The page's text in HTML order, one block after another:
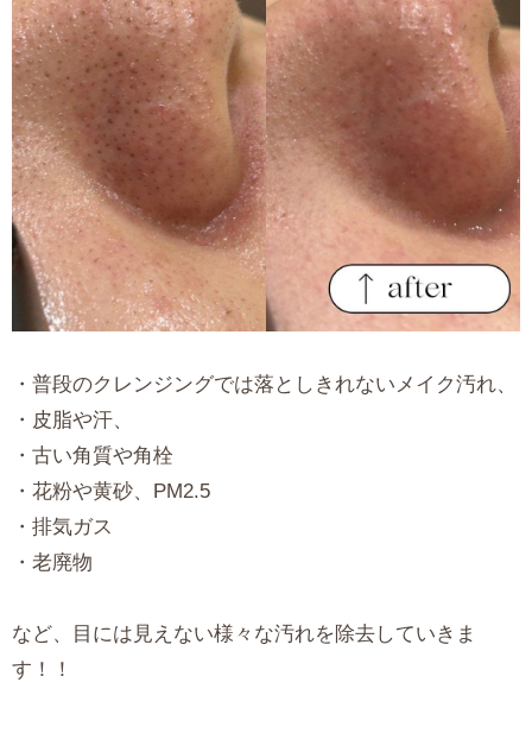
・普段のクレンジングでは落としきれないメイク汚れ、
・皮脂や汗、
・古い角質や角栓
・花粉や黄砂、PM2.5
・排気ガス
・老廃物
など、目には見えない様々な汚れを除去していきま
す！！